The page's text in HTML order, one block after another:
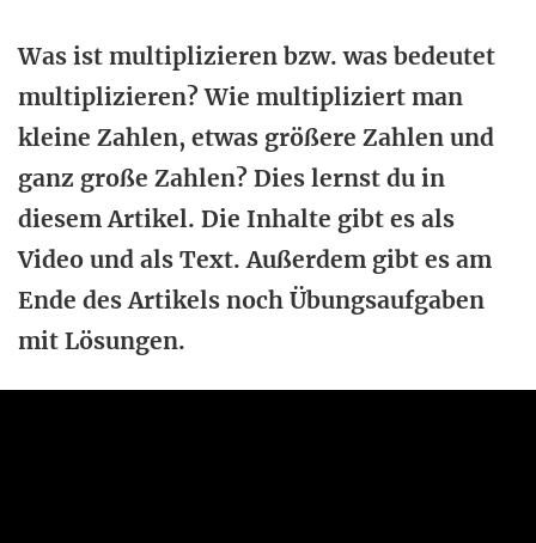
Was ist multiplizieren bzw. was bedeutet
multiplizieren? Wie multipliziert man
kleine Zahlen, etwas größere Zahlen und
ganz große Zahlen? Dies lernst du in
diesem Artikel. Die Inhalte gibt es als
Video und als Text. Außerdem gibt es am
Ende des Artikels noch Übungsaufgaben
mit Lösungen.